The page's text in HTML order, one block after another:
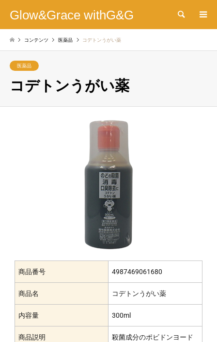
Glow&Grace withG&G 検索
コンテンツ 医薬品 コデトンうがい薬
医薬品
コデトンうがい薬
商品番号 4987469061680
商品名 コデトンうがい薬
内容量 300ml
商品説明
殺菌成分のポビドンヨード